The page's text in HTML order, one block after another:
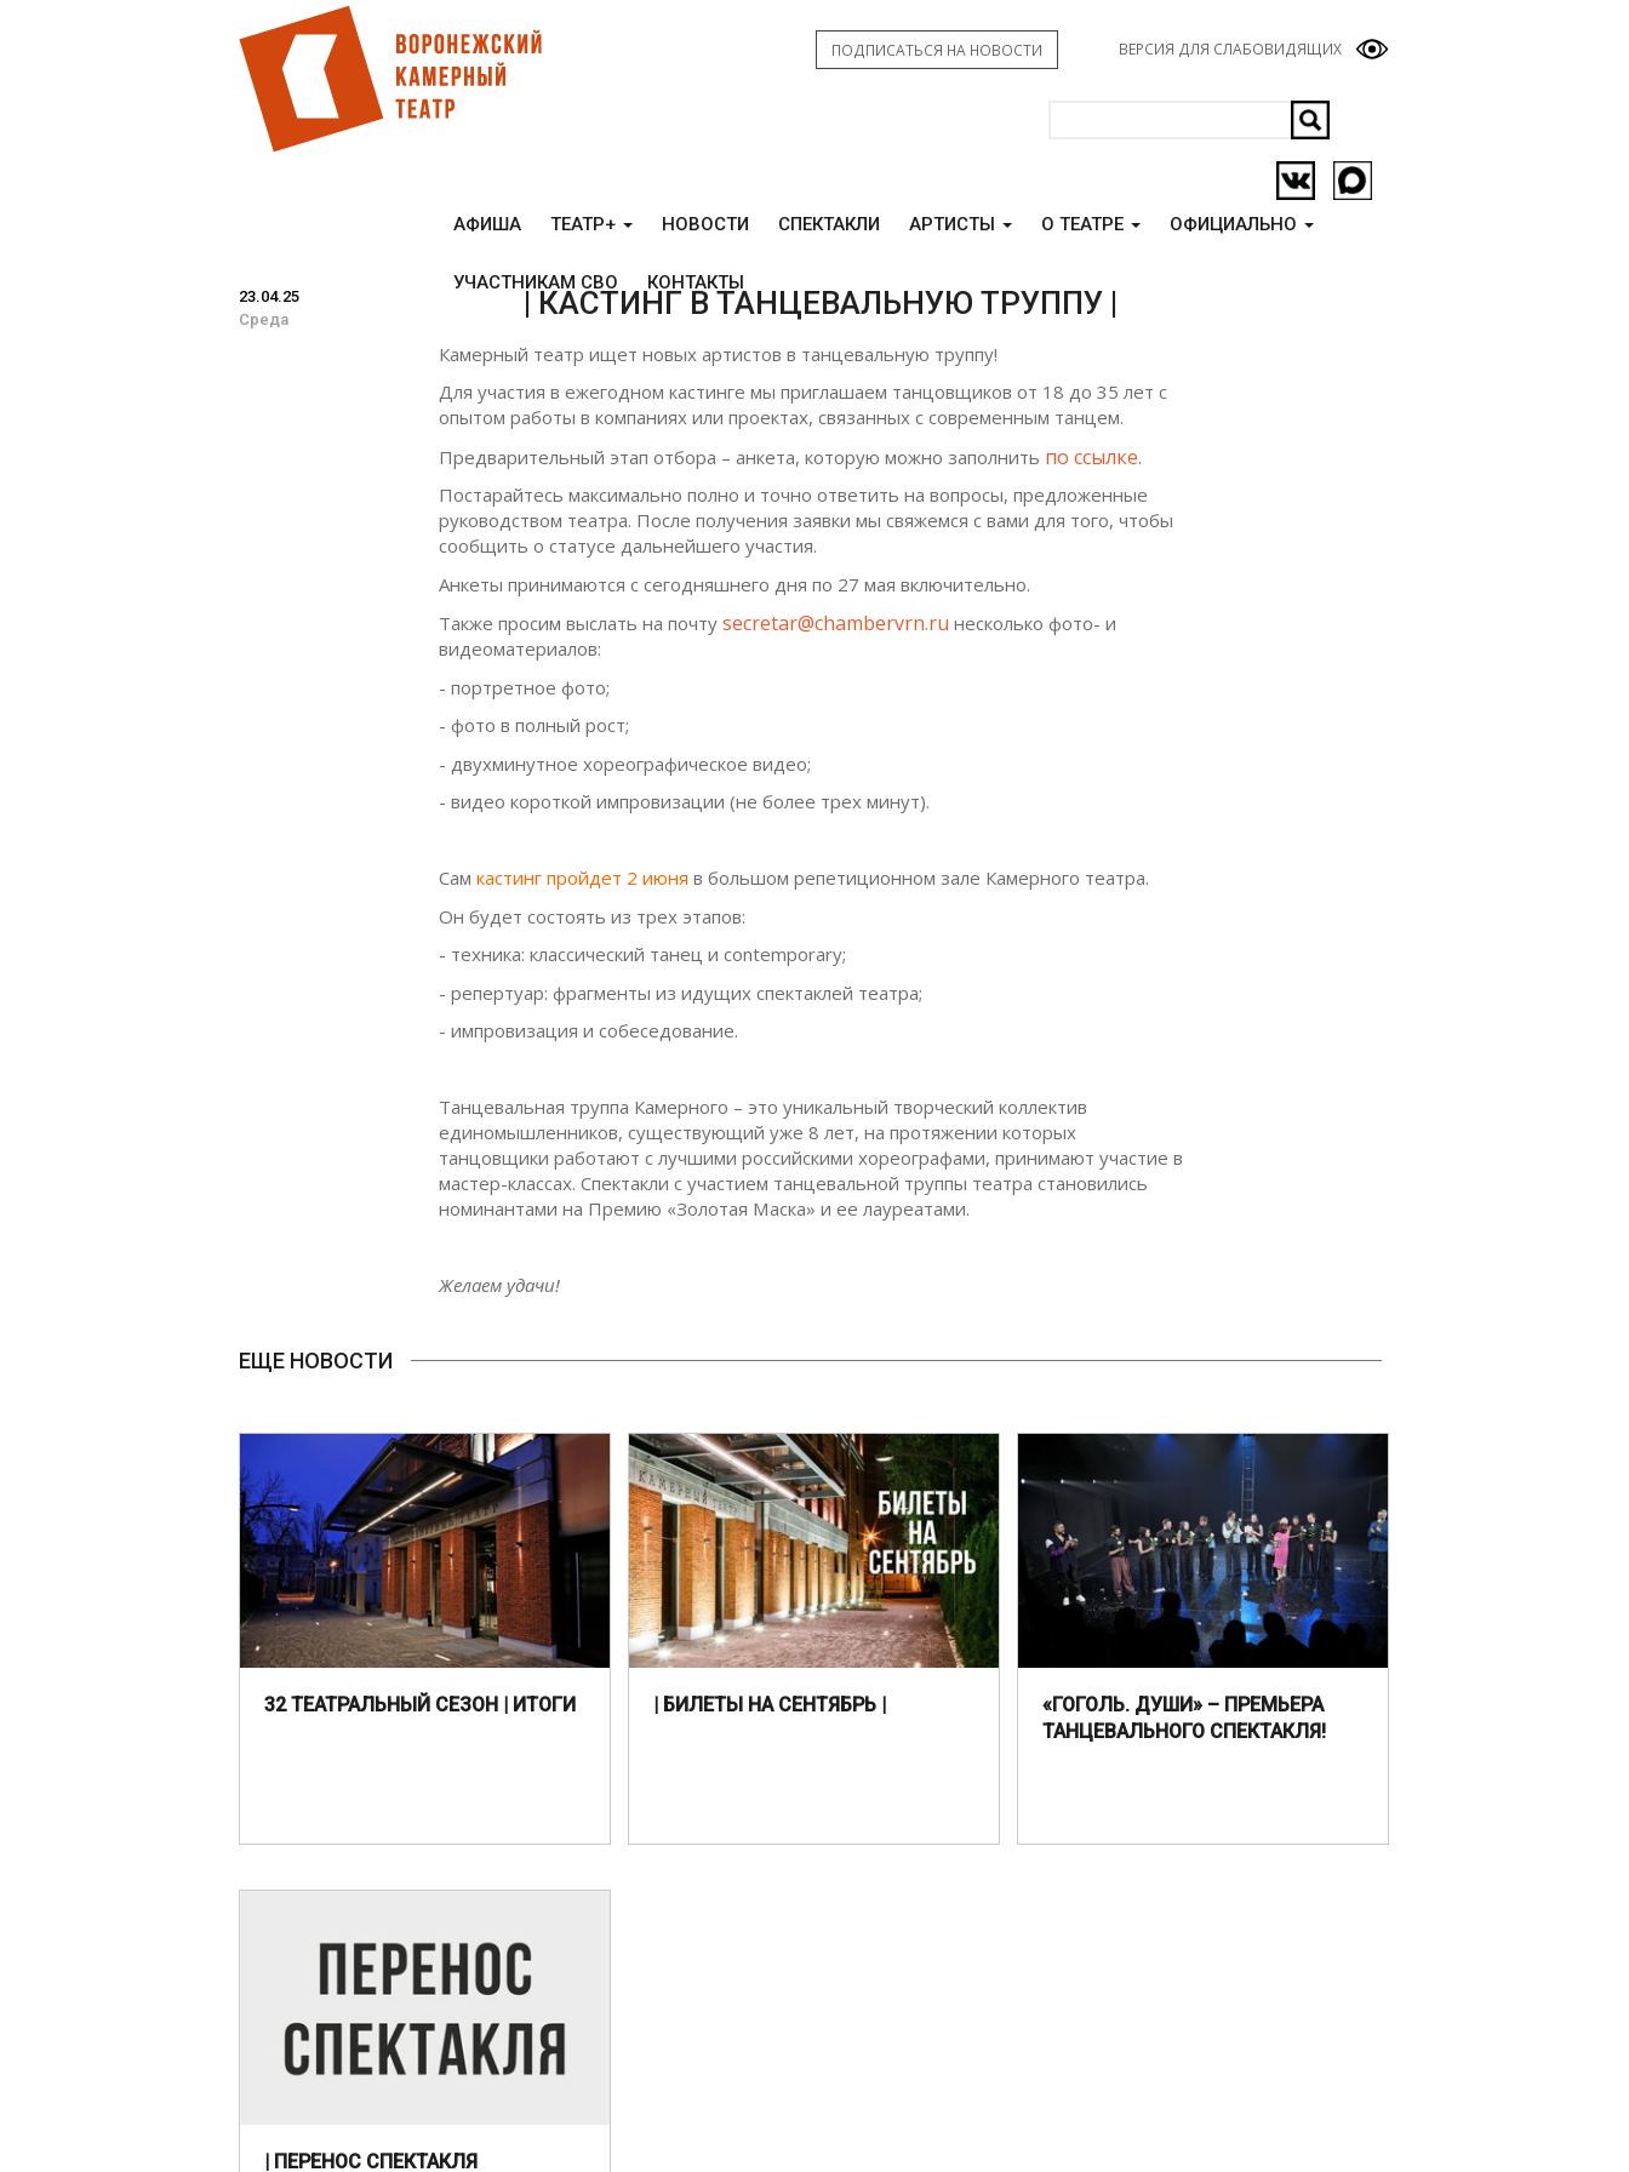
ВЕРСИЯ ДЛЯ СЛАБОВИДЯЩИХ
ПОДПИСАТЬСЯ НА НОВОСТИ
АФИША ТЕАТР+ НОВОСТИ СПЕКТАКЛИ АРТИСТЫ О ТЕАТРЕ ОФИЦИАЛЬНО
УЧАСТНИКАМ СВО КОНТАКТЫ
23.04.25
Среда
| КАСТИНГ В ТАНЦЕВАЛЬНУЮ ТРУППУ |
Камерный театр ищет новых артистов в танцевальную труппу!
Для участия в ежегодном кастинге мы приглашаем танцовщиков от 18 до 35 лет с
опытом работы в компаниях или проектах, связанных с современным танцем.
Предварительный этап отбора – анкета, которую можно заполнить по ссылке.
Постарайтесь максимально полно и точно ответить на вопросы, предложенные
руководством театра. После получения заявки мы свяжемся с вами для того, чтобы
сообщить о статусе дальнейшего участия.
Анкеты принимаются с сегодняшнего дня по 27 мая включительно.
Также просим выслать на почту secretar@chambervrn.ru несколько фото- и
видеоматериалов:
- портретное фото;
- фото в полный рост;
- двухминутное хореографическое видео;
- видео короткой импровизации (не более трех минут).
Сам кастинг пройдет 2 июня в большом репетиционном зале Камерного театра.
Он будет состоять из трех этапов:
- техника: классический танец и contemporary;
- репертуар: фрагменты из идущих спектаклей театра;
- импровизация и собеседование.
Танцевальная труппа Камерного – это уникальный творческий коллектив
единомышленников, существующий уже 8 лет, на протяжении которых
танцовщики работают с лучшими российскими хореографами, принимают участие в
мастер-классах. Спектакли с участием танцевальной труппы театра становились
номинантами на Премию «Золотая Маска» и ее лауреатами.
Желаем удачи!
ЕЩЕ НОВОСТИ
32 ТЕАТРАЛЬНЫЙ СЕЗОН | ИТОГИ | БИЛЕТЫ НА СЕНТЯБРЬ |
«ГОГОЛЬ. ДУШИ» – ПРЕМЬЕРА
ТАНЦЕВАЛЬНОГО СПЕКТАКЛЯ!
| ПЕРЕНОС СПЕКТАКЛЯ